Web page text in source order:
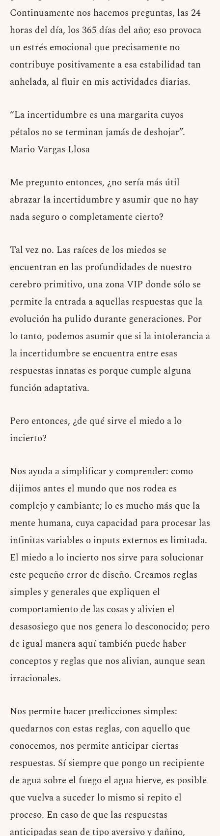
Continuamente nos hacemos preguntas, las 24
horas del día, los 365 días del año; eso provoca
un estrés emocional que precisamente no
contribuye positivamente a esa estabilidad tan
anhelada, al fluir en mis actividades diarias.
“La incertidumbre es una margarita cuyos
pétalos no se terminan jamás de deshojar”.
Mario Vargas Llosa
Me pregunto entonces, ¿no sería más útil
abrazar la incertidumbre y asumir que no hay
nada seguro o completamente cierto?
Tal vez no. Las raíces de los miedos se
encuentran en las profundidades de nuestro
cerebro primitivo, una zona VIP donde sólo se
permite la entrada a aquellas respuestas que la
evolución ha pulido durante generaciones. Por
lo tanto, podemos asumir que si la intolerancia a
la incertidumbre se encuentra entre esas
respuestas innatas es porque cumple alguna
función adaptativa.
Pero entonces, ¿de qué sirve el miedo a lo
incierto?
Nos ayuda a simplificar y comprender: como
dijimos antes el mundo que nos rodea es
complejo y cambiante; lo es mucho más que la
mente humana, cuya capacidad para procesar las
infinitas variables o inputs externos es limitada.
El miedo a lo incierto nos sirve para solucionar
este pequeño error de diseño. Creamos reglas
simples y generales que expliquen el
comportamiento de las cosas y alivien el
desasosiego que nos genera lo desconocido; pero
de igual manera aquí también puede haber
conceptos y reglas que nos alivian, aunque sean
irracionales.
Nos permite hacer predicciones simples:
quedarnos con estas reglas, con aquello que
conocemos, nos permite anticipar ciertas
respuestas. Sí siempre que pongo un recipiente
de agua sobre el fuego el agua hierve, es posible
que vuelva a suceder lo mismo si repito el
proceso. En caso de que las respuestas
anticipadas sean de tipo aversivo y dañino,